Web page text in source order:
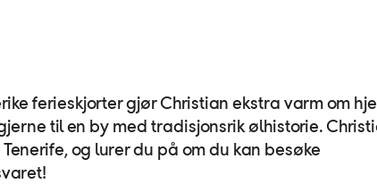
ferieskjorter gjør Christian ekstra varm om
til en by med tradisjonsrik ølhistorie.
og lurer du på om du kan besøke